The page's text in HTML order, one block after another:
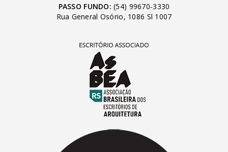
PASSO FUNDO: (54) 99670-3330
Rua General Osório, 1086 Sl 1007